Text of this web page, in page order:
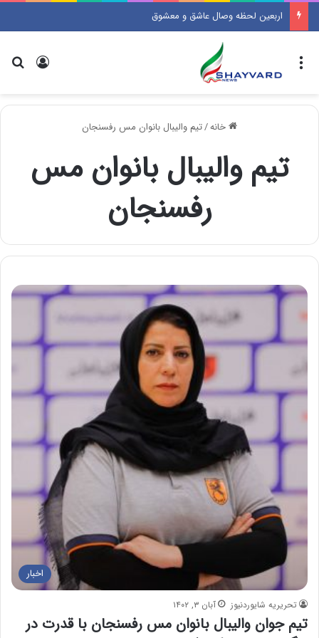
اربعین لحظه وصال عاشق و معشوق
ورود
خانه/تیم والیبال بانوان مس رفسنجان
تیم والیبال بانوان مس
رفسنجان
اخبار
تحریریه شایوردنیوز آبان ۳, ۱۴۰۲
تیم جوان والیبال بانوان مس رفسنجان با قدرت در